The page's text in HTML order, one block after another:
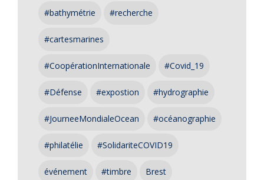
#bathymétrie #recherche
#cartesmarines
#CoopérationInternationale #Covid_19
#Défense #expostion #hydrographie
#JourneeMondialeOcean #océanographie
#philatélie #SolidariteCOVID19
événement #timbre Brest